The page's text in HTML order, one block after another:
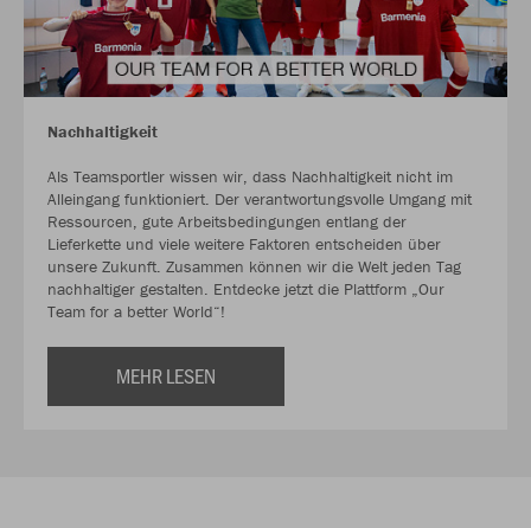
Nachhaltigkeit
Als Teamsportler wissen wir, dass Nachhaltigkeit nicht im
Alleingang funktioniert. Der verantwortungsvolle Umgang mit
Ressourcen, gute Arbeitsbedingungen entlang der
Lieferkette und viele weitere Faktoren entscheiden über
unsere Zukunft. Zusammen können wir die Welt jeden Tag
nachhaltiger gestalten. Entdecke jetzt die Plattform „Our
Team for a better World“!
MEHR LESEN